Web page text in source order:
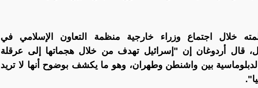
خلال اجتماع وزراء خارجية منظمة التعاون الإسلامي في
قال أردوغان إن "إسرائيل تهدف من خلال هجماتها إلى عرقلة
الدبلوماسية بين واشنطن وطهران، وهو ما يكشف بوضوح أنها لا تريد